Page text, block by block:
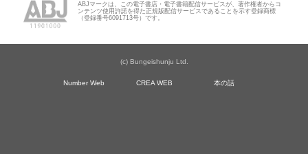
ABJマークは、この電子書店・電子書籍配信サービスが、著作権者からコ
ンテンツ使用許諾を得た正規版配信サービスであることを示す登録商標
（登録番号6091713号）です。
(c) Bungeishunju Ltd.
Number Web CREA WEB 本の話